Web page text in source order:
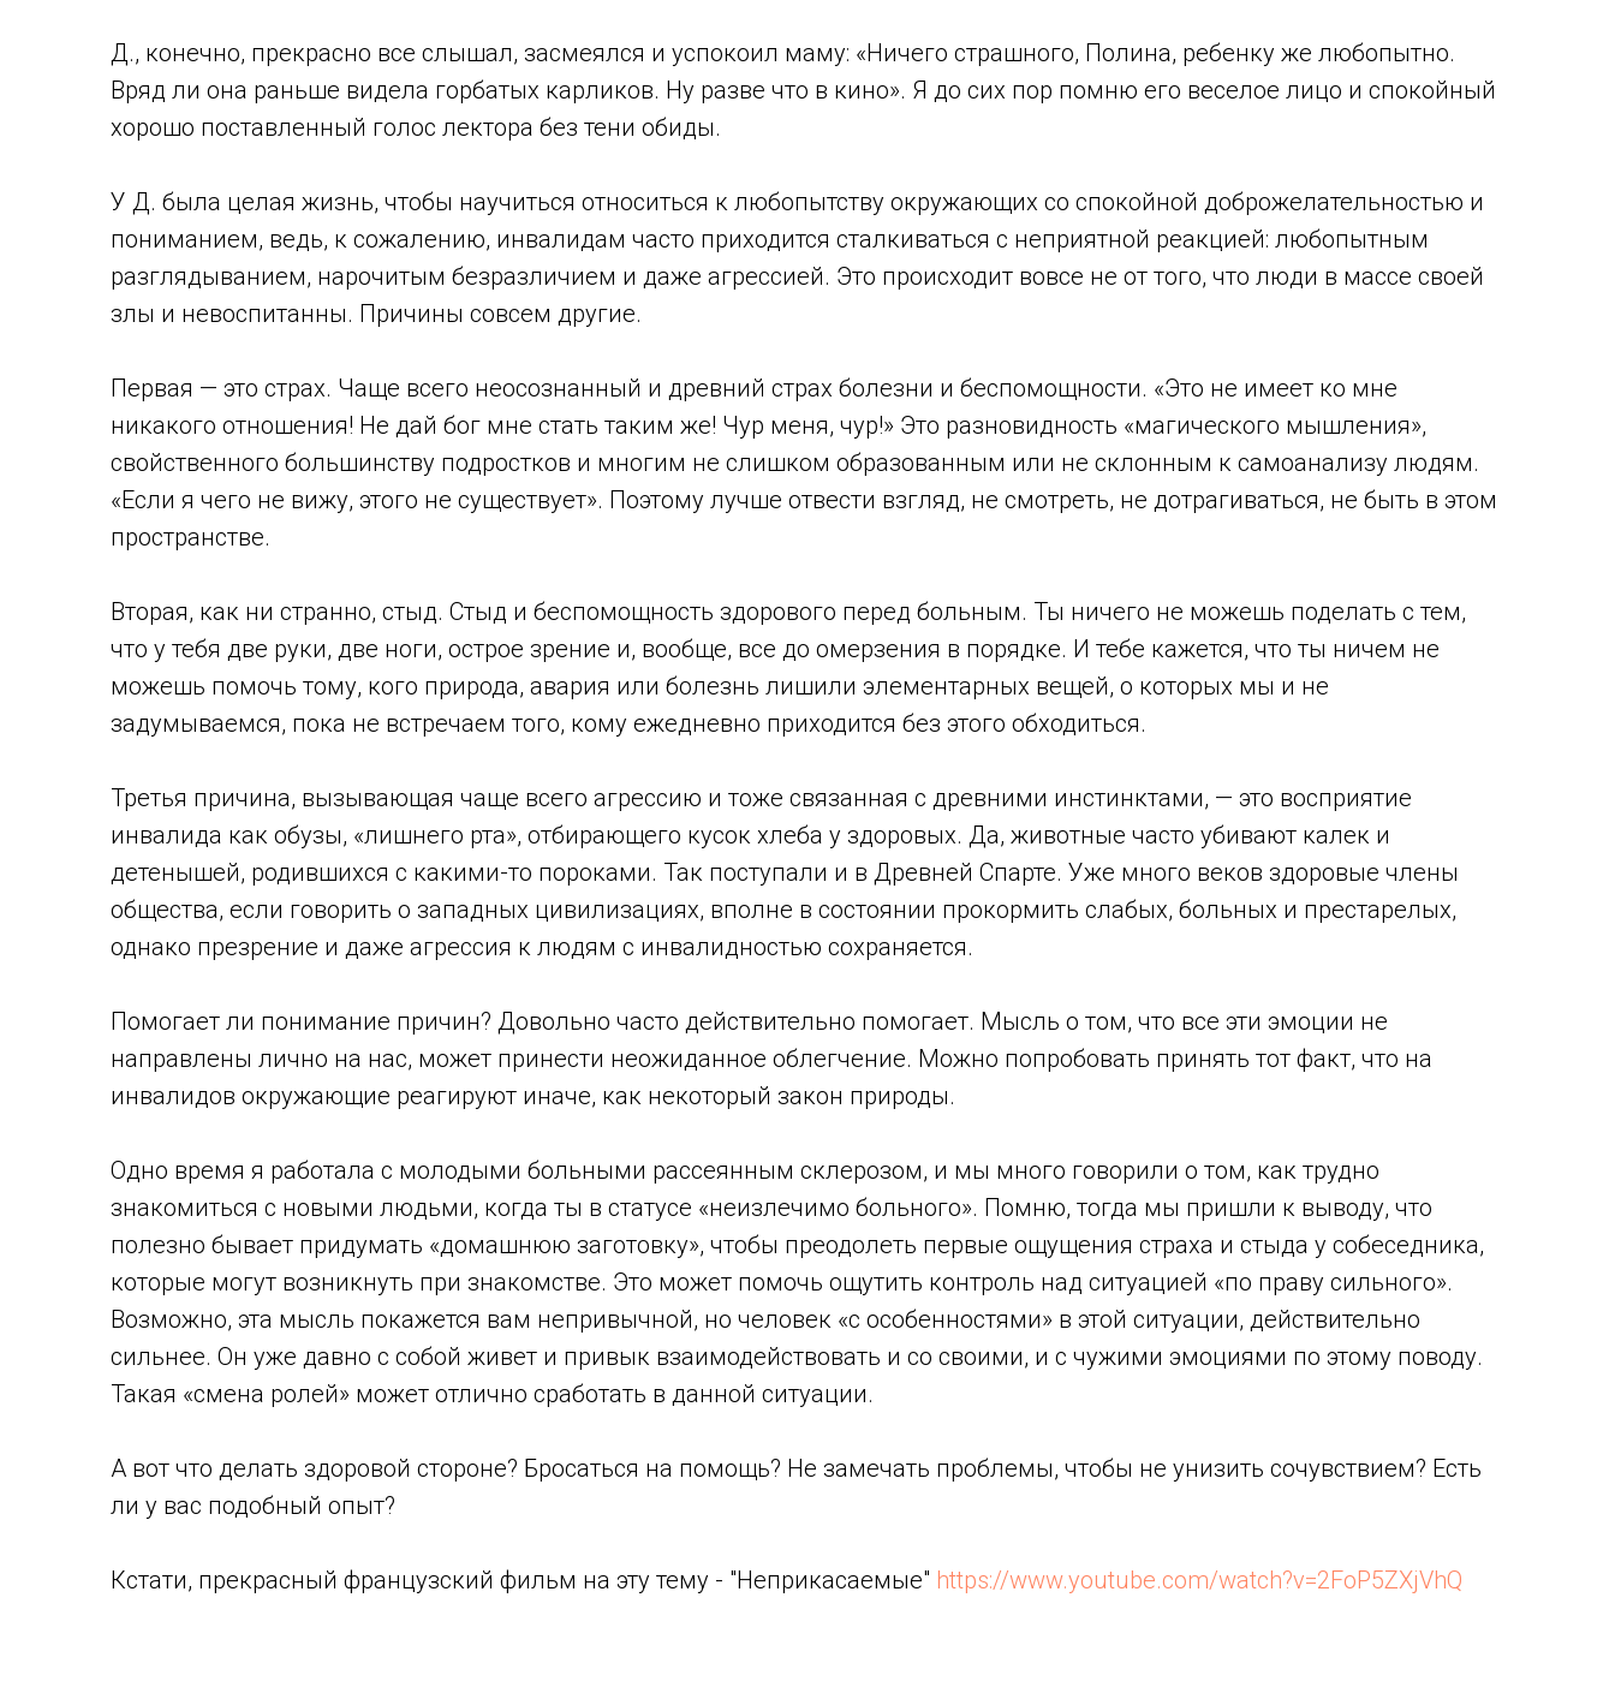
Д., конечно, прекрасно все слышал, засмеялся и успокоил маму: «Ничего страшного, Полина, ребенку же любопытно.
Вряд ли она раньше видела горбатых карликов. Ну разве что в кино». Я до сих пор помню его веселое лицо и спокойный
хорошо поставленный голос лектора без тени обиды.
У Д. была целая жизнь, чтобы научиться относиться к любопытству окружающих со спокойной доброжелательностью и
пониманием, ведь, к сожалению, инвалидам часто приходится сталкиваться с неприятной реакцией: любопытным
разглядыванием, нарочитым безразличием и даже агрессией. Это происходит вовсе не от того, что люди в массе своей
злы и невоспитанны. Причины совсем другие.
Первая — это страх. Чаще всего неосознанный и древний страх болезни и беспомощности. «Это не имеет ко мне
никакого отношения! Не дай бог мне стать таким же! Чур меня, чур!» Это разновидность «магического мышления»,
свойственного большинству подростков и многим не слишком образованным или не склонным к самоанализу людям.
«Если я чего не вижу, этого не существует». Поэтому лучше отвести взгляд, не смотреть, не дотрагиваться, не быть в этом
пространстве.
Вторая, как ни странно, стыд. Стыд и беспомощность здорового перед больным. Ты ничего не можешь поделать с тем,
что у тебя две руки, две ноги, острое зрение и, вообще, все до омерзения в порядке. И тебе кажется, что ты ничем не
можешь помочь тому, кого природа, авария или болезнь лишили элементарных вещей, о которых мы и не
задумываемся, пока не встречаем того, кому ежедневно приходится без этого обходиться.
Третья причина, вызывающая чаще всего агрессию и тоже связанная с древними инстинктами, — это восприятие
инвалида как обузы, «лишнего рта», отбирающего кусок хлеба у здоровых. Да, животные часто убивают калек и
детенышей, родившихся с какими-то пороками. Так поступали и в Древней Спарте. Уже много веков здоровые члены
общества, если говорить о западных цивилизациях, вполне в состоянии прокормить слабых, больных и престарелых,
однако презрение и даже агрессия к людям с инвалидностью сохраняется.
Помогает ли понимание причин? Довольно часто действительно помогает. Мысль о том, что все эти эмоции не
направлены лично на нас, может принести неожиданное облегчение. Можно попробовать принять тот факт, что на
инвалидов окружающие реагируют иначе, как некоторый закон природы.
Одно время я работала с молодыми больными рассеянным склерозом, и мы много говорили о том, как трудно
знакомиться с новыми людьми, когда ты в статусе «неизлечимо больного». Помню, тогда мы пришли к выводу, что
полезно бывает придумать «домашнюю заготовку», чтобы преодолеть первые ощущения страха и стыда у собеседника,
которые могут возникнуть при знакомстве. Это может помочь ощутить контроль над ситуацией «по праву сильного».
Возможно, эта мысль покажется вам непривычной, но человек «с особенностями» в этой ситуации, действительно
сильнее. Он уже давно с собой живет и привык взаимодействовать и со своими, и с чужими эмоциями по этому поводу.
Такая «смена ролей» может отлично сработать в данной ситуации.
А вот что делать здоровой стороне? Бросаться на помощь? Не замечать проблемы, чтобы не унизить сочувствием? Есть
ли у вас подобный опыт?
Кстати, прекрасный французский фильм на эту тему - "Неприкасаемые" https://www.youtube.com/watch?v=2FoP5ZXjVhQ